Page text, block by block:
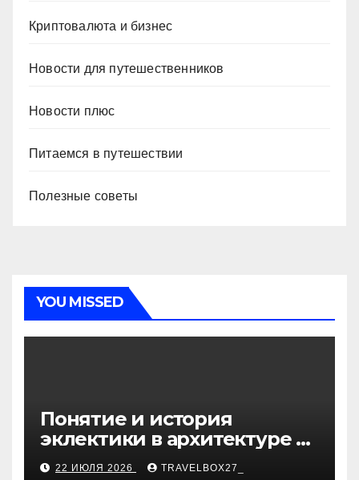
Криптовалюта и бизнес
Новости для путешественников
Новости плюс
Питаемся в путешествии
Полезные советы
YOU MISSED
Понятие и история
эклектики в архитектуре и
дизайне интерьеров
22 ИЮЛЯ 2026 TRAVELBOX27_